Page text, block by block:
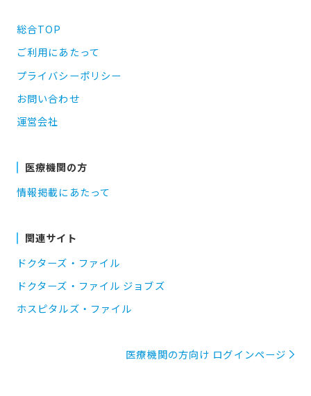
総合TOP
ご利用にあたって
プライバシーポリシー
お問い合わせ
運営会社
医療機関の方
情報掲載にあたって
関連サイト
ドクターズ・ファイル
ドクターズ・ファイル ジョブズ
ホスピタルズ・ファイル
医療機関の方向け ログインページ